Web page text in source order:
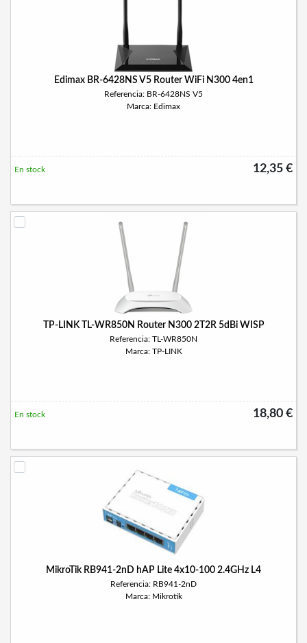
Edimax BR-6428NS V5 Router WiFi N300 4en1
Referencia: BR-6428NS V5
Marca: Edimax
12,35 €
En stock
TP-LINK TL-WR850N Router N300 2T2R 5dBi WISP
Referencia: TL-WR850N
Marca: TP-LINK
18,80 €
En stock
MikroTik RB941-2nD hAP Lite 4x10-100 2.4GHz L4
Referencia: RB941-2nD
Marca: Mikrotik